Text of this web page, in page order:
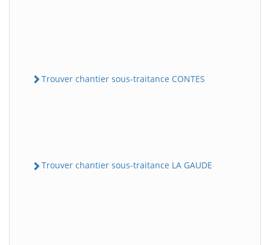
Trouver chantier sous-traitance CONTES
Trouver chantier sous-traitance LA GAUDE